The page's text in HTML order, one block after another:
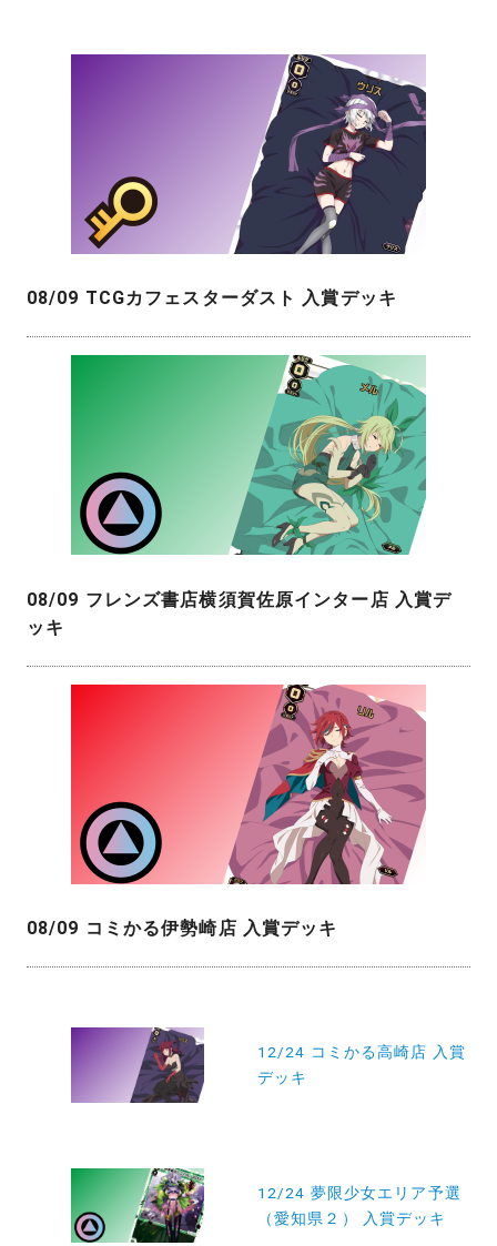
08/09 TCGカフェスターダスト 入賞デッキ
08/09 フレンズ書店横須賀佐原インター店 入賞デ
ッキ
08/09 コミかる伊勢崎店 入賞デッキ
12/24 コミかる高崎店 入賞
デッキ
12/24 夢限少女エリア予選
（愛知県２） 入賞デッキ